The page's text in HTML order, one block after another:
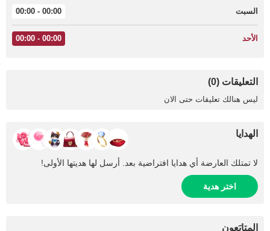
السبت 00:00 - 00:00
الأحد 00:00 - 00:00
التعليقات (0)
ليس هنالك تعليقات حتى الان
الهدايا
لا تمتلك العارضة أي هدايا افتراضية بعد. أرسل لها هديتها الأولى!
اختر هدية
المتابَعون